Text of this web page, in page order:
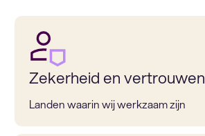
Zekerheid en vertrouwen
Landen waarin wij werkzaam zijn